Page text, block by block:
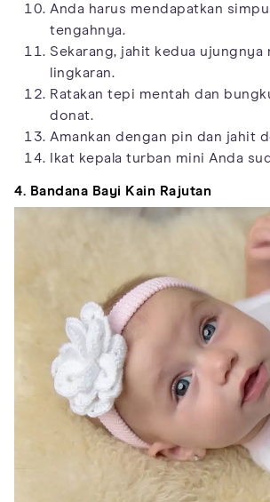
Anda harus mendapatkan
tengahnya.
Sekarang, jahit kedua ujungnya
lingkaran.
Ratakan tepi mentah dan
donat.
Amankan dengan pin dan jahit
Ikat kepala turban mini Anda
4. Bandana Bayi Kain Rajutan